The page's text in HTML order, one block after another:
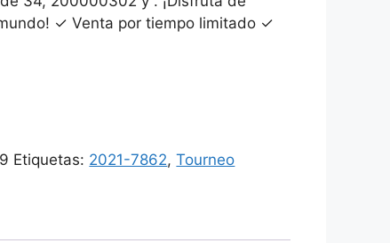
✓ Venta por tiempo limitado ✓
Etiquetas: 2021-7862,Tourneo